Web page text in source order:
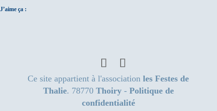
J’aime ça :
Ce site appartient à l'associationles Festes de
Thalie. 78770 Thoiry- Politique de
confidentialité